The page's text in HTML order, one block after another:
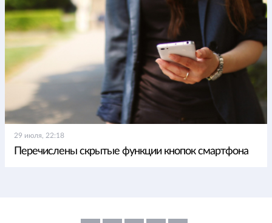
29 июля, 22:18
Перечислены скрытые функции кнопок смартфона